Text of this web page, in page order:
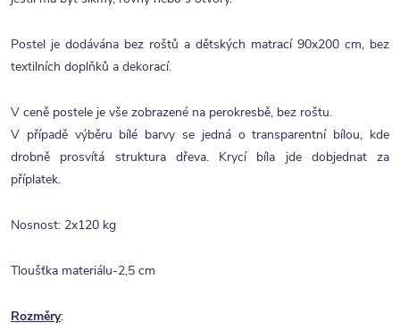
Postel je dodávána bez roštů a dětských matrací 90x200 cm, bez
textilních doplňků a dekorací.
V ceně postele je vše zobrazené na perokresbě, bez roštu.
V případě výběru bílé barvy se jedná o transparentní bílou, kde
drobně prosvítá struktura dřeva. Krycí bíla jde dobjednat za
příplatek.
Nosnost: 2x120 kg
Tloušťka materiálu-2,5 cm
Rozměry: